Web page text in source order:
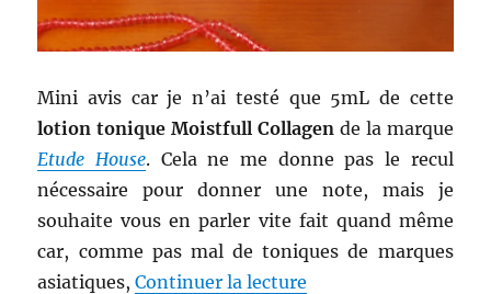
!
Mini avis car je n’ai testé que 5mL de cette
lotion tonique Moistfull Collagen de la marque
Etude House. Cela ne me donne pas le recul
nécessaire pour donner une note, mais je
souhaite vous en parler vite fait quand même
car, comme pas mal de toniques de marques
asiatiques,Continuer la lecture